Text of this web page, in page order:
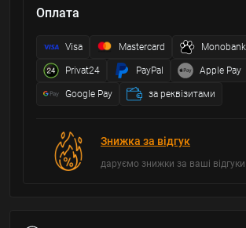
Оплата
Visa Mastercard Monobank
Privat24 PayPal Apple Pay
Google Pay за реквізитами
Знижка за відгук
даруємо знижки за ваші відгуки